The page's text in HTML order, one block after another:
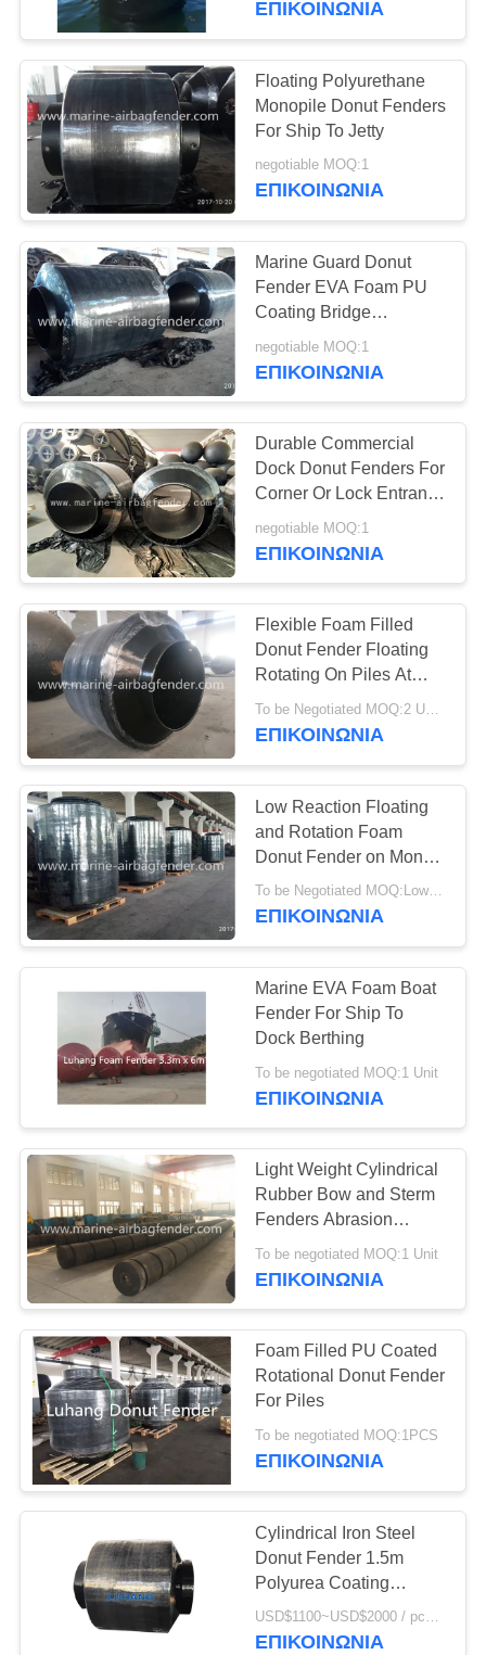
ΕΠΙΚΟΙΝΩΝΙΑ
Floating Polyurethane
Monopile Donut Fenders
For Ship To Jetty
negotiable MOQ:1
ΕΠΙΚΟΙΝΩΝΙΑ
Marine Guard Donut
Fender EVA Foam PU
Coating Bridge
protection
negotiable MOQ:1
ΕΠΙΚΟΙΝΩΝΙΑ
Durable Commercial
Dock Donut Fenders For
Corner Or Lock Entrance
Protection
negotiable MOQ:1
ΕΠΙΚΟΙΝΩΝΙΑ
Flexible Foam Filled
Donut Fender Floating
Rotating On Piles At
Lock Entrance
To be Negotiated MOQ:2 Units
ΕΠΙΚΟΙΝΩΝΙΑ
Low Reaction Floating
and Rotation Foam
Donut Fender on Mono
Pile
To be Negotiated MOQ:Low Reaction Floating and Rotation Foam Donut Fender on Mono Pile
ΕΠΙΚΟΙΝΩΝΙΑ
Marine EVA Foam Boat
Fender For Ship To
Dock Berthing
To be negotiated MOQ:1 Unit
ΕΠΙΚΟΙΝΩΝΙΑ
Light Weight Cylindrical
Rubber Bow and Sterm
Fenders Abrasion
Resistance
To be negotiated MOQ:1 Unit
ΕΠΙΚΟΙΝΩΝΙΑ
Foam Filled PU Coated
Rotational Donut Fender
For Piles
To be negotiated MOQ:1PCS
ΕΠΙΚΟΙΝΩΝΙΑ
Cylindrical Iron Steel
Donut Fender 1.5m
Polyurea Coating
Specific Type
USD$1100~USD$2000 / pcs Negotiable MOQ:1PCS
ΕΠΙΚΟΙΝΩΝΙΑ